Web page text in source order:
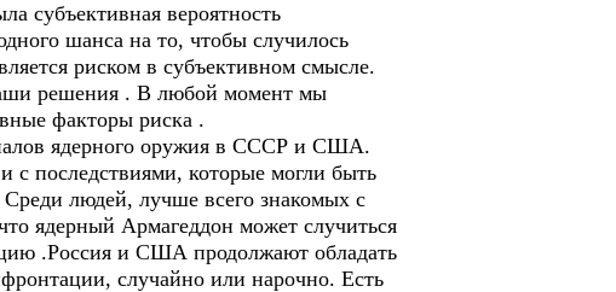
субъективная вероятность
шанса на то, чтобы случилось
риском в субъективном смысле.
решения . В любой момент мы
факторы риска .
ядерного оружия в СССР и США.
с последствиями, которые могли быть
Среди людей, лучше всего знакомых с
ядерный Армагеддон может случиться
.Россия и США продолжают обладать
случайно или нарочно. Есть